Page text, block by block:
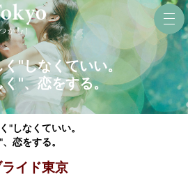
"しなくていい。
"、恋をする。
"しなくていい。
恋をする。
イド東京